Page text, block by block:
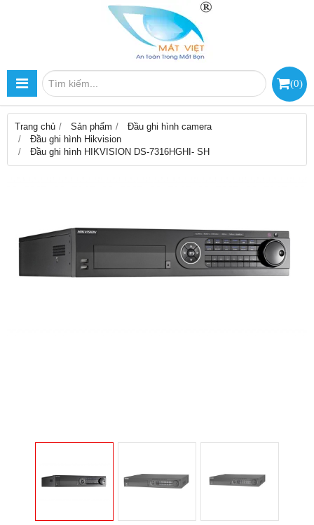
(0)
Trang chủ Sản phẩm
Đầu ghi hình camera
Đầu ghi hình Hikvision
Đầu ghi hình HIKVISION DS-7316HGHI- SH